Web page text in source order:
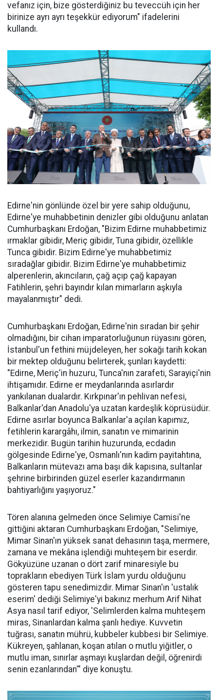
vefanız için, bize gösterdiğiniz bu teveccüh için her
birinize ayrı ayrı teşekkür ediyorum" ifadelerini
kullandı.
Edirne'nin gönlünde özel bir yere sahip olduğunu,
Edirne'ye muhabbetinin denizler gibi olduğunu anlatan
Cumhurbaşkanı Erdoğan, "Bizim Edirne muhabbetimiz
ırmaklar gibidir, Meriç gibidir, Tuna gibidir, özellikle
Tunca gibidir. Bizim Edirne'ye muhabbetimiz
sıradağlar gibidir. Bizim Edirne'ye muhabbetimiz
alperenlerin, akıncıların, çağ açıp çağ kapayan
Fatihlerin, şehri bayındır kılan mimarların aşkıyla
mayalanmıştır" dedi.
Cumhurbaşkanı Erdoğan, Edirne'nin sıradan bir şehir
olmadığını, bir cihan imparatorluğunun rüyasını gören,
İstanbul'un fethini müjdeleyen, her sokağı tarih kokan
bir mektep olduğunu belirterek, şunları kaydetti:
"Edirne, Meriç'in huzuru, Tunca'nın zarafeti, Sarayiçi'nin
ihtişamıdır. Edirne er meydanlarında asırlardır
yankılanan dualardır. Kırkpınar'ın pehlivan nefesi,
Balkanlar'dan Anadolu'ya uzatan kardeşlik köprüsüdür.
Edirne asırlar boyunca Balkanlar'a açılan kapımız,
fetihlerin karargâhı, ilmin, sanatın ve mimarinin
merkezidir. Bugün tarihin huzurunda, ecdadın
gölgesinde Edirne'ye, Osmanlı'nın kadim payitahtına,
Balkanların mütevazı ama başı dik kapısına, sultanlar
şehrine birbirinden güzel eserler kazandırmanın
bahtiyarlığını yaşıyoruz."
Tören alanına gelmeden önce Selimiye Camisi'ne
gittiğini aktaran Cumhurbaşkanı Erdoğan, "Selimiye,
Mimar Sinan'ın yüksek sanat dehasının taşa, mermere,
zamana ve mekâna işlendiği muhteşem bir eserdir.
Gökyüzüne uzanan o dört zarif minaresiyle bu
toprakların ebediyen Türk İslam yurdu olduğunu
gösteren tapu senedimizdir. Mimar Sinan'ın 'ustalık
eserim' dediği Selimiye'yi bakınız merhum Arif Nihat
Asya nasıl tarif ediyor, 'Selimlerden kalma muhteşem
miras, Sinanlardan kalma şanlı hediye. Kuvvetin
tuğrası, sanatın mührü, kubbeler kubbesi bir Selimiye.
Kükreyen, şahlanan, koşan atılan o mutlu yiğitler, o
mutlu iman, sınırlar aşmayı kuşlardan değil, öğrenirdi
senin ezanlarından'" diye konuştu.